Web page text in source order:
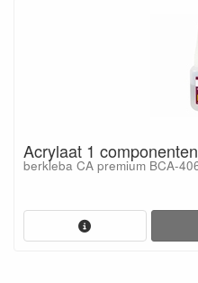
Acrylaat 1
berkleba CA premium BCA-